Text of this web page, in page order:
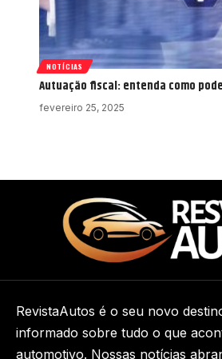
NOTÍCIAS
Autuação fiscal: entenda como
fevereiro 25, 2025
RevistaAutos é o seu novo
informado sobre tudo o que
automotivo. Nossas notícias